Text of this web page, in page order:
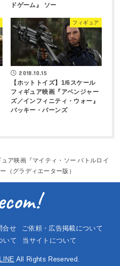
ドゲーム』 ソー
フィギュア
2018.10.15
【ホットトイズ】1/6スケール
フィギュア映画『アベンジャー
ズ／インフィニティ・ウォー』
バッキー・バーンズ
ア映画『マイティ・ソー バトルロイ
（グラディエーター版）
合せ
ご依頼・広告掲載について
いて
当サイトについて
All Rights Reserved.